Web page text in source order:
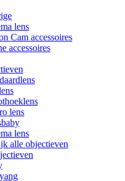
lens
Cam accessoires
accessoires
lens
lens
alle objectieven